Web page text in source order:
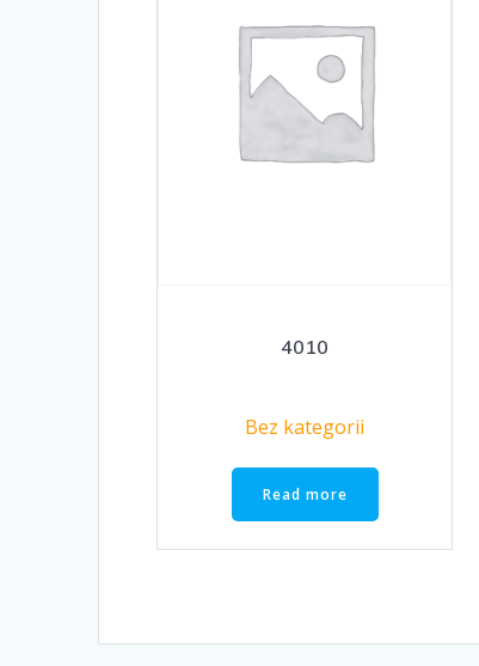
4010
Bez kategorii
Read more